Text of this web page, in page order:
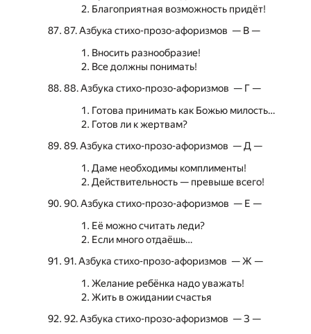
Благоприятная возможность придёт!
87. Азбука стихо-прозо-афоризмов — В —
Вносить разнообразие!
Все должны понимать!
88. Азбука стихо-прозо-афоризмов — Г —
Готова принимать как Божью милость…
Готов ли к жертвам?
89. Азбука стихо-прозо-афоризмов — Д —
Даме необходимы комплименты!
Действительность — превыше всего!
90. Азбука стихо-прозо-афоризмов — Е —
Её можно считать леди?
Если много отдаёшь…
91. Азбука стихо-прозо-афоризмов — Ж —
Желание ребёнка надо уважать!
Жить в ожидании счастья
92. Азбука стихо-прозо-афоризмов — З —